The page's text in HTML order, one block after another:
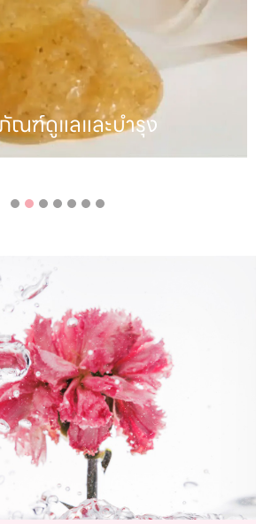
ลิตภัณฑ์ดูแลเส้นผม